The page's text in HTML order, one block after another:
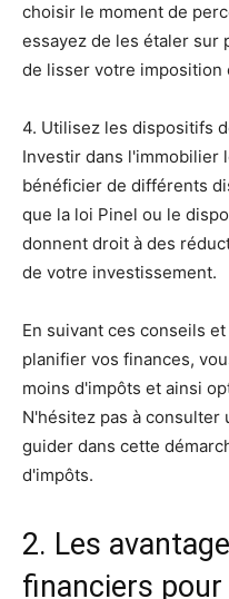
choisir le moment de
essayez de les étaler sur
de lisser votre imposition
4. Utilisez les dispositifs
Investir dans l'immobilier
bénéficier de différents
que la loi Pinel ou le
donnent droit à des
de votre investissement.
En suivant ces conseils
planifier vos finances,
moins d'impôts et ainsi
N'hésitez pas à
guider dans cette
d'impôts.
2. Les
financiers